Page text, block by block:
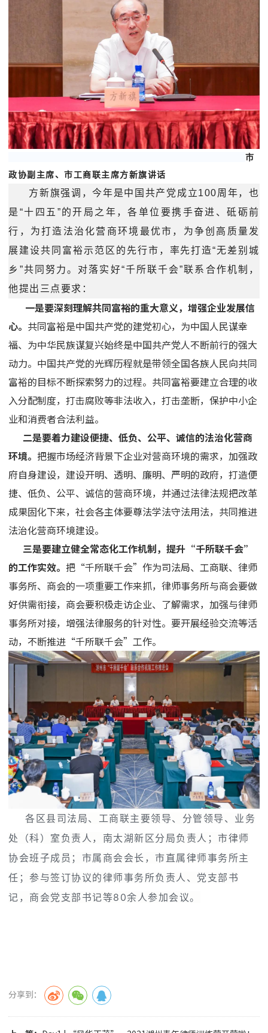
市
政协副主席、市工商联主席方新旗讲话
方新旗强调，今年是中国共产党成立100周年，也
是“十四五”的开局之年，各单位要携手奋进、砥砺前
行，为打造法治化营商环境最优市，为争创高质量发
展建设共同富裕示范区的先行市，率先打造“无差别城
乡”共同努力。对落实好“千所联千会”联系合作机制，
他提出三点要求：
一是要深刻理解共同富裕的重大意义，增强企业发展信
心。 共同富裕是中国共产党的建党初心，为中国人民谋幸
福、为中华民族谋复兴始终是中国共产党人不断前行的强大
动力。中国共产党的光辉历程就是带领全国各族人民向共同
富裕的目标不断探索努力的过程。共同富裕要建立合理的收
入分配制度，打击腐败等非法收入，打击垄断，保护中小企
业和消费者合法利益。
二是要着力建设便捷、低负、公平、诚信的法治化营商
环境。把握市场经济背景下企业对营商环境的需求，加强政
府自身建设，建设开明、透明、廉明、严明的政府，打造便
捷、低负、公平、诚信的营商环境，并通过法律法规把改革
成果固化下来，社会各主体要尊法学法守法用法，共同推进
法治化营商环境建设。
三是要建立健全常态化工作机制，提升“千所联千会”
的工作实效。把“千所联千会”作为司法局、工商联、律师
事务所、商会的一项重要工作来抓，律师事务所与商会要做
好供需衔接，商会要积极走访企业、了解需求，加强与律师
事务所对接，增强法律服务的针对性。要开展经验交流等活
动，不断推进“千所联千会”工作。
各区县司法局、工商联主要领导、分管领导、业务
处（科）室负责人，南太湖新区分局负责人；市律师
协会班子成员；市属商会会长，市直属律师事务所主
任；参与签订协议的律师事务所负责人、党支部书
记，商会党支部书记等80余人参加会议。
分享到：